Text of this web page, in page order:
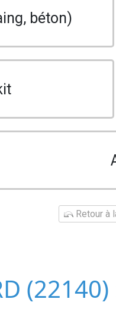
béton)
Retour à